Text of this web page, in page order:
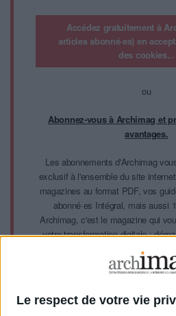
Le respect de votre vie
Accédez gratuitement à
articles abonné·es) en
des cookies...
ou
Abonnez-vous à Archimag et
avantages.
Les abonnements d'Archimag
exclusif à l'ensemble du site
magazines au format PDF, vos
abonné·es Intégral, mais aussi
Archimag, c'est le magazine qui
votre transformation digitale :
l'information, gestion
archivage électronique, data,
Le respect de votre vie privée est
noter que certains traitements
personnelles peuvent ne pas